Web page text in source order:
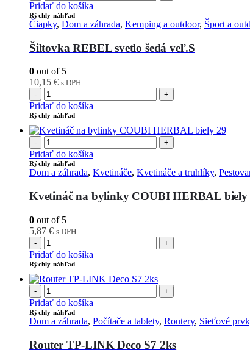
Pridať do košíka
Rýchly náhľad
Čiapky, Dom a záhrada, Kemping a outdoor, Šport a
Šiltovka REBEL svetlo šedá veľ.S
0 out of 5
10,15 € s DPH
-
+
Pridať do košíka
Rýchly náhľad
- +
Pridať do košíka
Rýchly náhľad
Dom a záhrada, Kvetináče, Kvetináče a truhlíky,
Kvetináč na bylinky COUBI HERBAL biely
0 out of 5
5,87 € s DPH
-
+
Pridať do košíka
Rýchly náhľad
- +
Pridať do košíka
Rýchly náhľad
Dom a záhrada, Počítače a tablety, Routery, Sieťové
Router TP-LINK Deco S7 2ks